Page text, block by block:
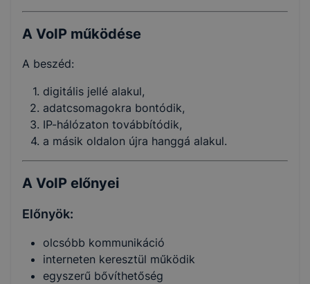
A VoIP működése
A beszéd:
digitális jellé alakul,
adatcsomagokra bontódik,
IP-hálózaton továbbítódik,
a másik oldalon újra hanggá alakul.
A VoIP előnyei
Előnyök:
olcsóbb kommunikáció
interneten keresztül működik
egyszerű bővíthetőség